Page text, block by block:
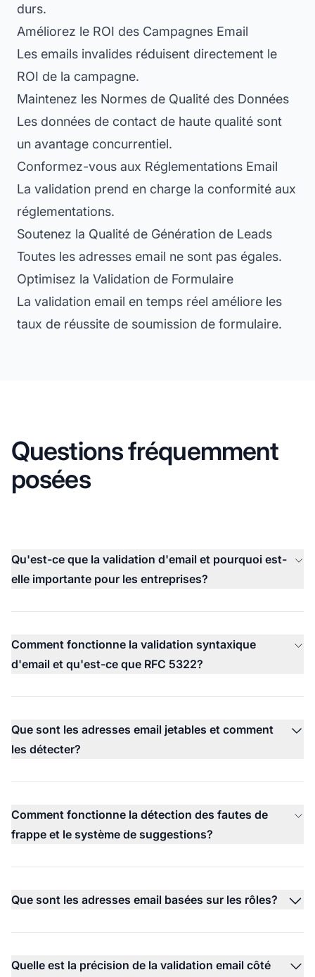
durs.
Améliorez le ROI des Campagnes Email
Les emails invalides réduisent directement le
ROI de la campagne.
Maintenez les Normes de Qualité des Données
Les données de contact de haute qualité sont
un avantage concurrentiel.
Conformez-vous aux Réglementations Email
La validation prend en charge la conformité aux
réglementations.
Soutenez la Qualité de Génération de Leads
Toutes les adresses email ne sont pas égales.
Optimisez la Validation de Formulaire
La validation email en temps réel améliore les
taux de réussite de soumission de formulaire.
Questions fréquemment
posées
Qu'est-ce que la validation d'email et pourquoi est-
elle importante pour les entreprises?
Comment fonctionne la validation syntaxique
d'email et qu'est-ce que RFC 5322?
Que sont les adresses email jetables et comment
les détecter?
Comment fonctionne la détection des fautes de
frappe et le système de suggestions?
Que sont les adresses email basées sur les rôles?
Quelle est la précision de la validation email côté